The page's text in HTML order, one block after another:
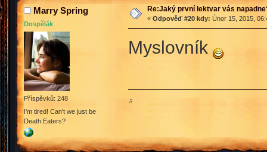
Marry Spring
Dospělák
Příspěvků: 248
I'm tired! Can't we just be
Death Eaters?
Re:Jaký první lektvar vás
« Odpověď #20 kdy: Únor 15, 2015,
Myslovník
♫